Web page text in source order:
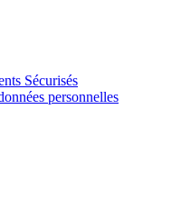
Sécurisés
personnelles